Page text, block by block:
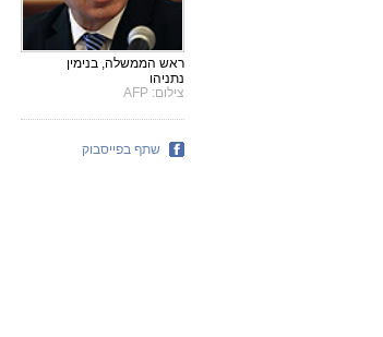
ראש הממשלה, בנימין
נתניהו
צילום: AFP
שתף בפייסבוק